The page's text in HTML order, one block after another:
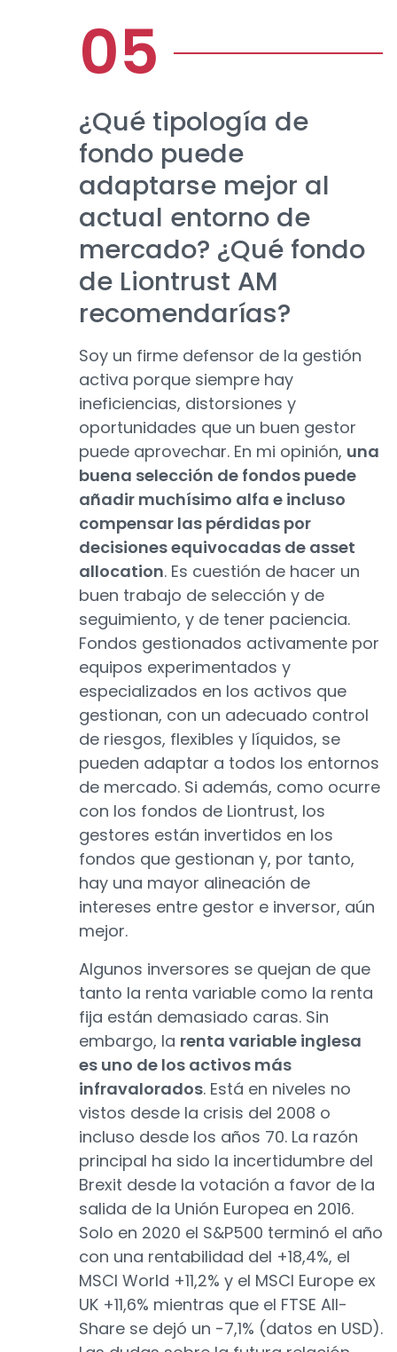
¿Qué tipología de
fondo puede
adaptarse mejor al
actual entorno de
mercado? ¿Qué fondo
de Liontrust AM
recomendarías?
Soy un firme defensor de la gestión
activa porque siempre hay
ineficiencias, distorsiones y
oportunidades que un buen gestor
puede aprovechar. En mi opinión, una
buena selección de fondos puede
añadir muchísimo alfa e incluso
compensar las pérdidas por
decisiones equivocadas de asset
allocation. Es cuestión de hacer un
buen trabajo de selección y de
seguimiento, y de tener paciencia.
Fondos gestionados activamente por
equipos experimentados y
especializados en los activos que
gestionan, con un adecuado control
de riesgos, flexibles y líquidos, se
pueden adaptar a todos los entornos
de mercado. Si además, como ocurre
con los fondos de Liontrust, los
gestores están invertidos en los
fondos que gestionan y, por tanto,
hay una mayor alineación de
intereses entre gestor e inversor, aún
mejor.
Algunos inversores se quejan de que
tanto la renta variable como la renta
fija están demasiado caras. Sin
embargo, la renta variable inglesa
es uno de los activos más
infravalorados. Está en niveles no
vistos desde la crisis del 2008 o
incluso desde los años 70. La razón
principal ha sido la incertidumbre del
Brexit desde la votación a favor de la
salida de la Unión Europea en 2016.
Solo en 2020 el S&P500 terminó el año
con una rentabilidad del +18,4%, el
MSCI World +11,2% y el MSCI Europe ex
UK +11,6% mientras que el FTSE All-
Share se dejó un -7,1% (datos en USD).